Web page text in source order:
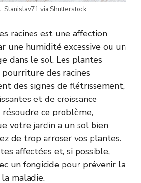
Stanislav71 via Shutterstock
racines est une affection
une humidité excessive ou un
dans le sol. Les plantes
des racines
des signes de flétrissement,
et de croissance
ce problème,
votre jardin a un sol bien
de trop arroser vos plantes.
affectées et, si possible,
un fongicide pour prévenir la
maladie.